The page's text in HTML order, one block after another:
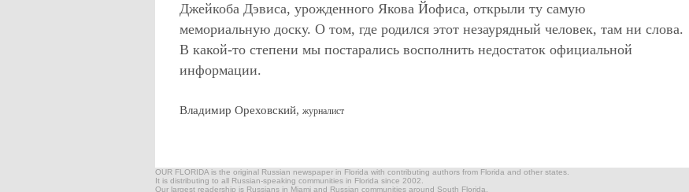
Джейкоба Дэвиса, урожденного Якова Йофиса, открыли ту самую
мемориальную доску. О том, где родился этот незаурядный человек, там ни слова.
В какой-то степени мы постарались восполнить недостаток официальной
информации.
Владимир Ореховский, журналист
OUR FLORIDA is the original Russian newspaper in Florida with contributing authors from Florida and other states.
It is distributing to all Russian-speaking communities in Florida since 2002.
Our largest readership is Russians in Miami and Russian communities around South Florida.